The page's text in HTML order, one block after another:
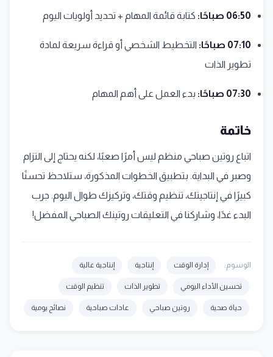
06:50 صباحًا: كتابة قائمة المهام + تحديد أولويات اليوم
07:10 صباحًا:
التخطيط الشخصي أو قراءة سريعة لمادة
تطوير الذات
07:30 صباحًا: بدء العمل على أهم المهام
خاتمة
اتباع روتين صباحي منظم ليس أمرًا صعبًا، لكنه يحتاج إلى التزام
وصبر في البداية. بتطبيق الخطوات المذكورة، ستلاحظ تحسنًا
كبيرًا في إنتاجيتك، تنظيم وقتك، وتركيزك طوال اليوم. جرب
البدء غدًا، وشاركنا في التعليقات روتينك الصباحي المفضل!
الوسوم: إدارة الوقت إنتاجية إنتاجية عالية
تحسين الأداء اليومي تطوير الذات تنظيم الوقت
حياة صحية روتين صباحي عادات صباحية نصائح يومية